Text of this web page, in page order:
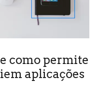
como permite
aplicações